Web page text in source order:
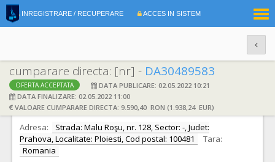
INREGISTRARE / RECUPERARE ACCES IN SISTEM
cumparare directa: [nr] - DA30489583
OFERTA ACCEPTATA
DATA PUBLICARE: 02.05.2022 10:21
DATA FINALIZARE: 02.05.2022 11:00
VALOARE CUMPARARE DIRECTA: 9.590,40 RON (1.938,24 EUR)
DATE IDENTIFICARE OFERTANT
Ofertant: S.C. Dancrisor Impex S.R.L. CIF: 29246829
Adresa:
Strada: Malu Roşu, nr. 128, Sector: -, Judet:
Prahova, Localitate: Ploiesti, Cod postal: 100481
Tara:
Romania